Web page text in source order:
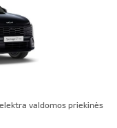
valdomos priekinės